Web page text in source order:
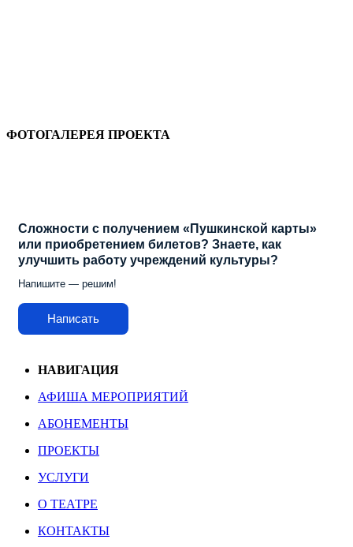
ФОТОГАЛЕРЕЯ ПРОЕКТА
Сложности с получением «Пушкинской карты»
или приобретением билетов? Знаете, как
улучшить работу учреждений культуры?
Напишите — решим!
Написать
НАВИГАЦИЯ
АФИША МЕРОПРИЯТИЙ
АБОНЕМЕНТЫ
ПРОЕКТЫ
УСЛУГИ
О ТЕАТРЕ
КОНТАКТЫ